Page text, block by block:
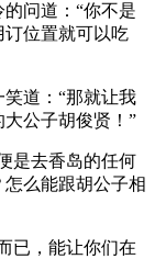
问道：“你不是
位置就可以吃
道：“那就让我
公子胡俊贤！”
是去香岛的任何
么能跟胡公子相
已，能让你们在